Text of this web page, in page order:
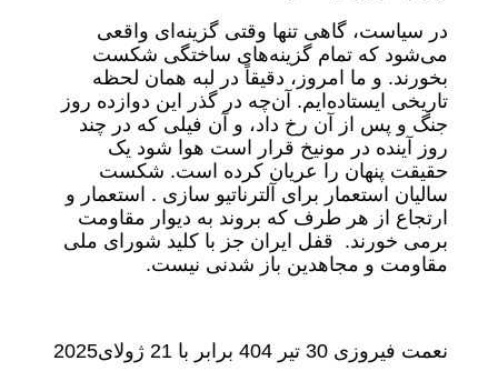
در سیاست، گاهی تنها وقتی گزینه‌ای واقعی
می‌شود که تمام گزینه‌های ساختگی شکست
بخورند. و ما امروز، دقیقاً در لبه همان لحظه
تاریخی ایستاده‌ایم. آن‌چه در گذر این دوازده روز
جنگ و پس از آن رخ داد، و آن فیلی که در چند
روز آینده در مونیخ قرار است هوا شود یک
حقیقت پنهان را عریان کرده است. شکست
سالیان استعمار برای آلترناتیو سازی . استعمار و
ارتجاع از هر طرف که بروند به دیوار مقاومت
برمی خورند. قفل ایران جز با کلید شورای ملی
مقاومت و مجاهدین باز شدنی نیست.
نعمت فیروزی 30 تیر 404 برابر با 21 ژولای2025